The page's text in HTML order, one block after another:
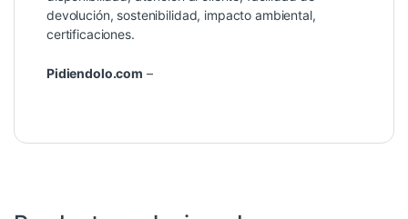
devolución, sostenibilidad, impacto ambiental,
certificaciones.
Pidiendolo.com –